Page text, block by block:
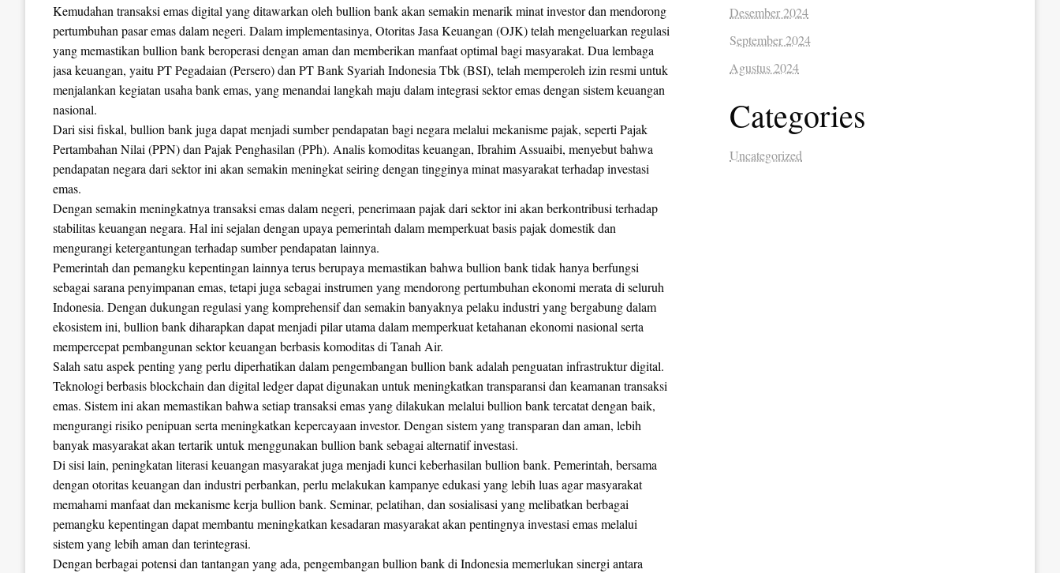
Kemudahan transaksi emas digital yang ditawarkan oleh bullion bank akan semakin menarik minat investor dan mendorong
pertumbuhan pasar emas dalam negeri. Dalam implementasinya, Otoritas Jasa Keuangan (OJK) telah mengeluarkan regulasi
yang memastikan bullion bank beroperasi dengan aman dan memberikan manfaat optimal bagi masyarakat. Dua lembaga
jasa keuangan, yaitu PT Pegadaian (Persero) dan PT Bank Syariah Indonesia Tbk (BSI), telah memperoleh izin resmi untuk
menjalankan kegiatan usaha bank emas, yang menandai langkah maju dalam integrasi sektor emas dengan sistem keuangan
nasional.
Dari sisi fiskal, bullion bank juga dapat menjadi sumber pendapatan bagi negara melalui mekanisme pajak, seperti Pajak
Pertambahan Nilai (PPN) dan Pajak Penghasilan (PPh). Analis komoditas keuangan, Ibrahim Assuaibi, menyebut bahwa
pendapatan negara dari sektor ini akan semakin meningkat seiring dengan tingginya minat masyarakat terhadap investasi
emas.
Dengan semakin meningkatnya transaksi emas dalam negeri, penerimaan pajak dari sektor ini akan berkontribusi terhadap
stabilitas keuangan negara. Hal ini sejalan dengan upaya pemerintah dalam memperkuat basis pajak domestik dan
mengurangi ketergantungan terhadap sumber pendapatan lainnya.
Pemerintah dan pemangku kepentingan lainnya terus berupaya memastikan bahwa bullion bank tidak hanya berfungsi
sebagai sarana penyimpanan emas, tetapi juga sebagai instrumen yang mendorong pertumbuhan ekonomi merata di seluruh
Indonesia. Dengan dukungan regulasi yang komprehensif dan semakin banyaknya pelaku industri yang bergabung dalam
ekosistem ini, bullion bank diharapkan dapat menjadi pilar utama dalam memperkuat ketahanan ekonomi nasional serta
mempercepat pembangunan sektor keuangan berbasis komoditas di Tanah Air.
Salah satu aspek penting yang perlu diperhatikan dalam pengembangan bullion bank adalah penguatan infrastruktur digital.
Teknologi berbasis blockchain dan digital ledger dapat digunakan untuk meningkatkan transparansi dan keamanan transaksi
emas. Sistem ini akan memastikan bahwa setiap transaksi emas yang dilakukan melalui bullion bank tercatat dengan baik,
mengurangi risiko penipuan serta meningkatkan kepercayaan investor. Dengan sistem yang transparan dan aman, lebih
banyak masyarakat akan tertarik untuk menggunakan bullion bank sebagai alternatif investasi.
Di sisi lain, peningkatan literasi keuangan masyarakat juga menjadi kunci keberhasilan bullion bank. Pemerintah, bersama
dengan otoritas keuangan dan industri perbankan, perlu melakukan kampanye edukasi yang lebih luas agar masyarakat
memahami manfaat dan mekanisme kerja bullion bank. Seminar, pelatihan, dan sosialisasi yang melibatkan berbagai
pemangku kepentingan dapat membantu meningkatkan kesadaran masyarakat akan pentingnya investasi emas melalui
sistem yang lebih aman dan terintegrasi.
Dengan berbagai potensi dan tantangan yang ada, pengembangan bullion bank di Indonesia memerlukan sinergi antara
Desember 2024
September 2024
Agustus 2024
Categories
Uncategorized